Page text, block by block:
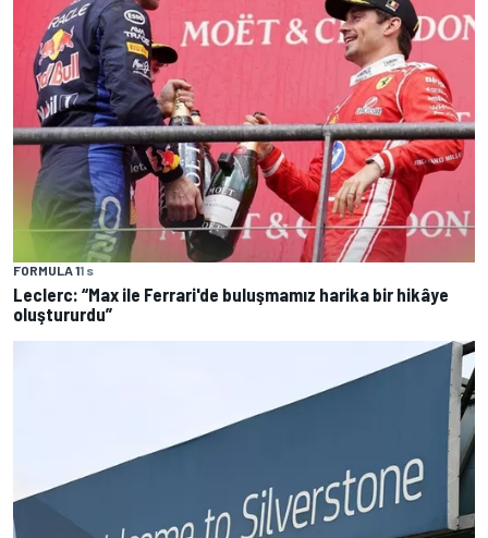
FORMULA 11 s
Leclerc: “Max ile Ferrari'de buluşmamız harika bir hikâye
oluştururdu”